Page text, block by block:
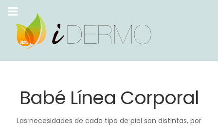
Babé Línea Corporal
Las necesidades de cada tipo de piel son distintas, por